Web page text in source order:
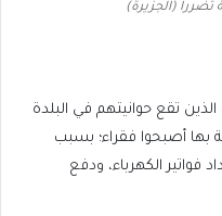
تضررا (الجزيرة)
تقع حوانيتهم في البلدة
بها أصبحوا فقراء؛ بسبب
الكهرباء، ودفع